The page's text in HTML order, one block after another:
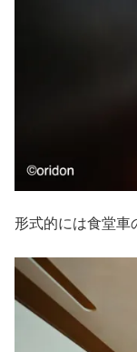
形式的には食堂車